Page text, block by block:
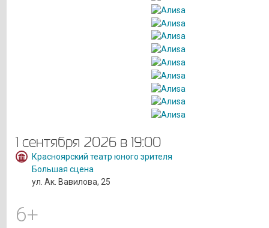
1 сентября 2026 в 19:00
Красноярский театр юного зрителя
Большая сцена
ул. Ак. Вавилова, 25
6+